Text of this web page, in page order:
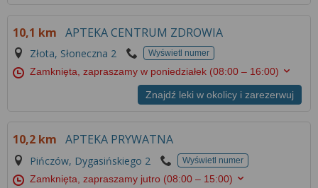
10,1 km APTEKA CENTRUM ZDROWIA
Złota, Słoneczna 2 Wyświetl numer
Zamknięta, zapraszamy w poniedziałek (08:00 – 16:00)
Znajdź leki w okolicy i zarezerwuj
10,2 km APTEKA PRYWATNA
Pińczów, Dygasińskiego 2 Wyświetl numer
Zamknięta, zapraszamy jutro (08:00 – 15:00)
znajdziesz wRegulaminie Serwisu.